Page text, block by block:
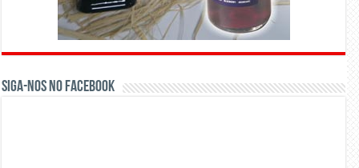
Siga-nos no Facebook